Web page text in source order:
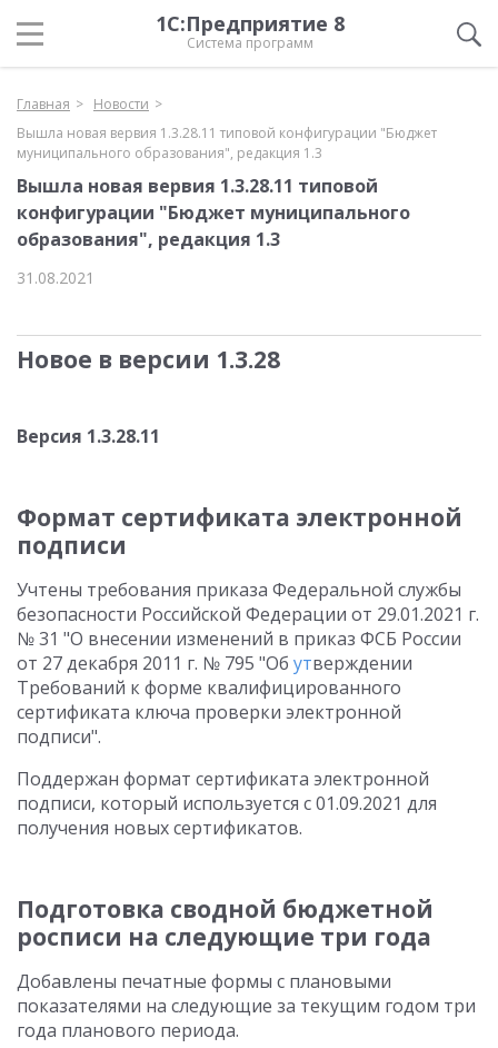
1С:Предприятие 8
Система программ
Главная
Новости
Вышла новая вервия 1.3.28.11 типовой конфигурации "Бюджет
муниципального образования", редакция 1.3
Вышла новая вервия 1.3.28.11 типовой
конфигурации "Бюджет муниципального
образования", редакция 1.3
31.08.2021
Новое в версии 1.3.28
Версия 1.3.28.11
Формат сертификата электронной
подписи
Учтены требования приказа Федеральной службы
безопасности Российской Федерации от 29.01.2021 г.
№ 31 "О внесении изменений в приказ ФСБ России
от 27 декабря 2011 г. № 795 "Об утверждении
Требований к форме квалифицированного
сертификата ключа проверки электронной
подписи".
Поддержан формат сертификата электронной
подписи, который используется с 01.09.2021 для
получения новых сертификатов.
Подготовка сводной бюджетной
росписи на следующие три года
Добавлены печатные формы с плановыми
показателями на следующие за текущим годом три
года планового периода.